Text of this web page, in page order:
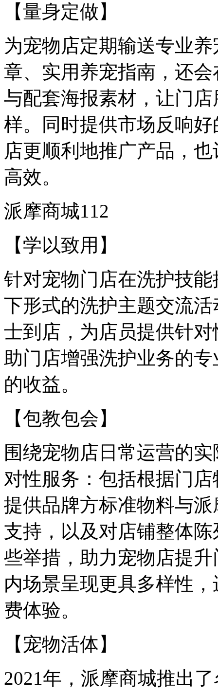
【量身定做】
为宠物店定期输送专业
章、实用养宠指南，还
与配套海报素材，让门
样。同时提供市场反响
店更顺利地推广产品，
高效。
派摩商城112
【学以致用】
针对宠物门店在洗护技
下形式的洗护主题交流
士到店，为店员提供针
助门店增强洗护业务的
的收益。
【包教包会】
围绕宠物店日常运营的
对性服务：包括根据门
提供品牌方标准物料与
支持，以及对店铺整体
些举措，助力宠物店提
内场景呈现更具多样性
费体验。
【宠物活体】
2021年，派摩商城推出